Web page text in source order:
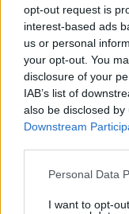
opt-out request is
interest-based ads
us or personal
your opt-out. You
disclosure of your
IAB’s list of
also be disclosed
Downstream
Please note that
not limited to your
Personal Data
I want to opt-
Thema